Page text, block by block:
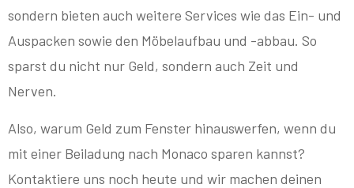
sondern bieten auch weitere Services wie das Ein- und
Auspacken sowie den Möbelaufbau und -abbau. So
sparst du nicht nur Geld, sondern auch Zeit und
Nerven.
Also, warum Geld zum Fenster hinauswerfen, wenn du
mit einer Beiladung nach Monaco sparen kannst?
Kontaktiere uns noch heute und wir machen deinen